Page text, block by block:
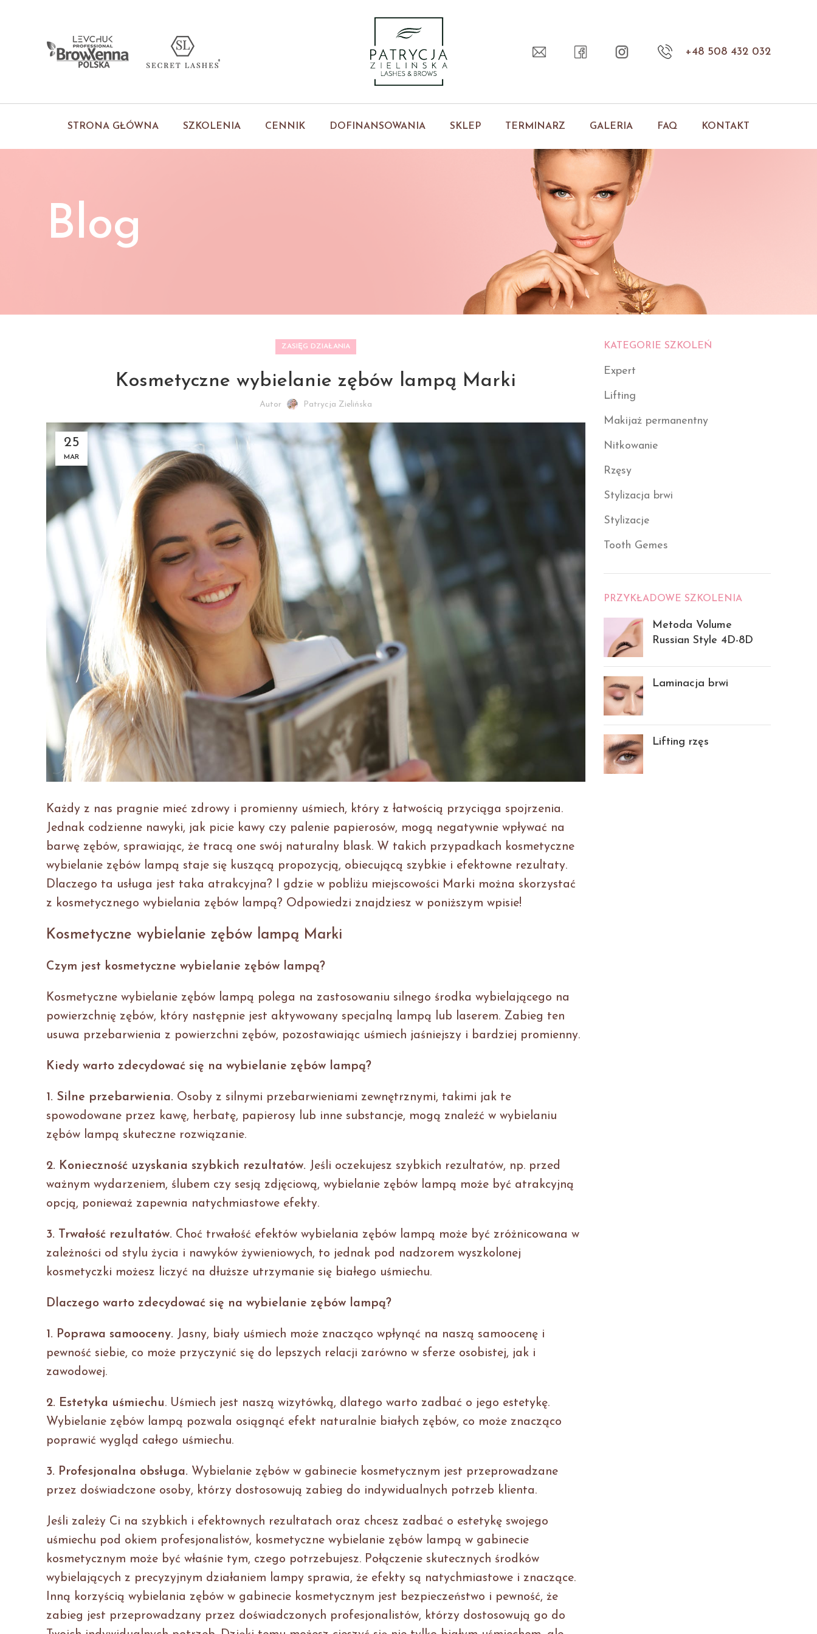
+48 508 432 032
STRONA GŁÓWNA SZKOLENIA CENNIK DOFINANSOWANIA SKLEP TERMINARZ GALERIA FAQ KONTAKT
Blog
ZASIĘG DZIAŁANIA
Kosmetyczne wybielanie zębów lampą Marki
Autor Patrycja Zielińska
25
MAR
Każdy z nas pragnie mieć zdrowy i promienny uśmiech, który z łatwością przyciąga spojrzenia.
Jednak codzienne nawyki, jak picie kawy czy palenie papierosów, mogą negatywnie wpływać na
barwę zębów, sprawiając, że tracą one swój naturalny blask. W takich przypadkach kosmetyczne
wybielanie zębów lampą staje się kuszącą propozycją, obiecującą szybkie i efektowne rezultaty.
Dlaczego ta usługa jest taka atrakcyjna? I gdzie w pobliżu miejscowości Marki można skorzystać
z kosmetycznego wybielania zębów lampą? Odpowiedzi znajdziesz w poniższym wpisie!
Kosmetyczne wybielanie zębów lampą Marki
Czym jest kosmetyczne wybielanie zębów lampą?
Kosmetyczne wybielanie zębów lampą polega na zastosowaniu silnego środka wybielającego na
powierzchnię zębów, który następnie jest aktywowany specjalną lampą lub laserem. Zabieg ten
usuwa przebarwienia z powierzchni zębów, pozostawiając uśmiech jaśniejszy i bardziej promienny.
Kiedy warto zdecydować się na wybielanie zębów lampą?
1. Silne przebarwienia. Osoby z silnymi przebarwieniami zewnętrznymi, takimi jak te
spowodowane przez kawę, herbatę, papierosy lub inne substancje, mogą znaleźć w wybielaniu
zębów lampą skuteczne rozwiązanie.
2. Konieczność uzyskania szybkich rezultatów. Jeśli oczekujesz szybkich rezultatów, np. przed
ważnym wydarzeniem, ślubem czy sesją zdjęciową, wybielanie zębów lampą może być atrakcyjną
opcją, ponieważ zapewnia natychmiastowe efekty.
3. Trwałość rezultatów. Choć trwałość efektów wybielania zębów lampą może być zróżnicowana w
zależności od stylu życia i nawyków żywieniowych, to jednak pod nadzorem wyszkolonej
kosmetyczki możesz liczyć na dłuższe utrzymanie się białego uśmiechu.
Dlaczego warto zdecydować się na wybielanie zębów lampą?
1. Poprawa samooceny. Jasny, biały uśmiech może znacząco wpłynąć na naszą samoocenę i
pewność siebie, co może przyczynić się do lepszych relacji zarówno w sferze osobistej, jak i
zawodowej.
2. Estetyka uśmiechu. Uśmiech jest naszą wizytówką, dlatego warto zadbać o jego estetykę.
Wybielanie zębów lampą pozwala osiągnąć efekt naturalnie białych zębów, co może znacząco
poprawić wygląd całego uśmiechu.
3. Profesjonalna obsługa. Wybielanie zębów w gabinecie kosmetycznym jest przeprowadzane
przez doświadczone osoby, którzy dostosowują zabieg do indywidualnych potrzeb klienta.
Jeśli zależy Ci na szybkich i efektownych rezultatach oraz chcesz zadbać o estetykę swojego
uśmiechu pod okiem profesjonalistów, kosmetyczne wybielanie zębów lampą w gabinecie
kosmetycznym może być właśnie tym, czego potrzebujesz. Połączenie skutecznych środków
wybielających z precyzyjnym działaniem lampy sprawia, że efekty są natychmiastowe i znaczące.
Inną korzyścią wybielania zębów w gabinecie kosmetycznym jest bezpieczeństwo i pewność, że
zabieg jest przeprowadzany przez doświadczonych profesjonalistów, którzy dostosowują go do
KATEGORIE SZKOLEŃ
Expert
Lifting
Makijaż permanentny
Nitkowanie
Rzęsy
Stylizacja brwi
Stylizacje
Tooth Gemes
PRZYKŁADOWE SZKOLENIA
Metoda Volume
Russian Style 4D-8D
Laminacja brwi
Lifting rzęs